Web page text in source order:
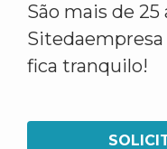
São mais de
Sitedaempresa
fica tranquilo!